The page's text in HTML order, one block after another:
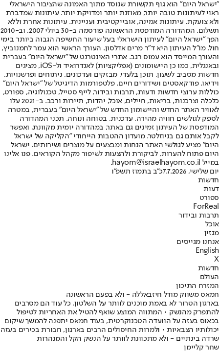
"ישראל היום" הוא גוף תקשורת שנוסד מתוך האמונה שהציבור הישראלי
ראוי לעיתונות טובה יותר, מאוזנת יותר ומדויקת יותר. עיתונות שמדברת
ולא צועקת. עיתונות אמינה, אובייקטיבית ועניינית. עיתונות אחרת וללא
תשלום. המהדורה המודפסת הראשונה פורסמה ב-30 ביולי 2007, וב-2010
הפך "ישראל היום" לעיתון הישראלי בעל שיעור החשיפה הגבוה ביותר בימי
חול. מו"ל העיתון היא ד"ר מרים אדלסון. העורך הראשי הוא עמר לחמנוביץ,
והעורך המייסד הוא עמוס רגב. אתרי האינטרנט של "ישראל היום" בעברית
ובאנגלית, כמו כן היישומונים (אפליקציות) לאנדרואיד ול-iOS, מציגים
חדשות מסביב לשעון, תוכן בלעדי, מבזקים ועדכונים, ניתוחים ופרשנויות,
וידיאו, פודקאסטים ושידורים חיים. פלטפורמות הדיגיטל של "ישראל היום"
כוללות ערוצי חדשות ודעות, תרבות ובידור, לייף סטייל, טכנולוגיה, ספורט,
כלכלה וצרכנות, בריאות, חיילים, אוכל, יהדות, תיירות ורכב. ב-2021 עלו
לאוויר האתר החדש והיישומון החדש של "ישראל היום" בעברית, במטרה
לספק לגולשים חוויה מהירה, עדכנית, בטוחה ונוחה. תכני המהדורה
המודפסת של העיתון זמינים גם באתר, במהדורה יומית מקוונת, ואפשר
לקבל אותם גם בניוזלטר. מועדון ההטבות הייחודי "הקליקה של ישראל
היום" מציע לגולשי האתר הנחות ומבצעים על מוצרים ושירותים. ישראל
היום פתוח להערות, לביקורת ולהצעות לשיפור מקהל הקוראים. פנו אלינו
במייל hayom@israelhayom.co.il.
יום שלישי, 7.7.2026
כ"ב בתמוז תשפ"ו
חדשות
דעות
ספורט
ForReal
תרבות ובידור
אוכל
מגזין
אנחנו מגייסים
English
X
חדשות
העולם
המזרח התיכון
חמאס משווק מודל חיזבאללה - ולא בפעם הראשונה
בארגון הטרור לא באמת מוכנים לוותר על השלטון, כל עוד הם מסרבים
להתפרק מהנשק • המתווה המוצע שואף להטיל את האחריות לטיפול
בכאוס בעזה על הוועדה הטכנוקרטית, בעוד חמאס יתפנה להמשך שיקום
יכולותיו הצבאיות • ולמרות החיסולים הרבים בארגון, חבורת בכירים בעזה
שרדה בינתיים - ולא מתכוונת לוותר על הנשק הקל והמנהרות
שחר קליימן